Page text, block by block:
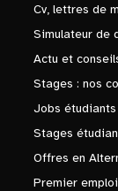
Cv, lettres de
Simulateur de
Actu et
Stages : nos
Jobs étudiants
Stages
Offres en
Premier emploi